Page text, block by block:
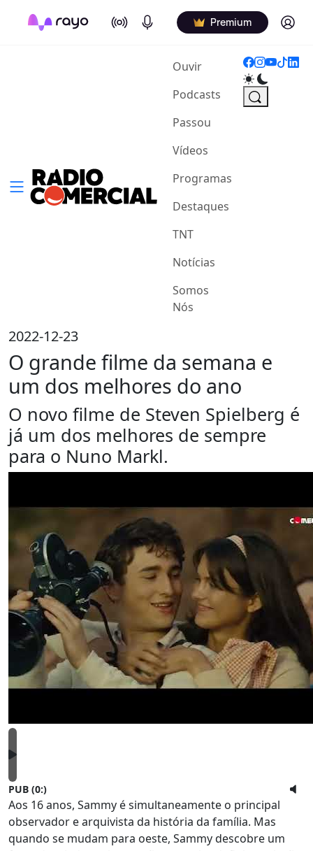
On Air Podcasts Premium Log in
Ouvir(current)
Podcasts
Passou
Vídeos
Programas
Destaques
TNT
Notícias
Somos
Nós
2022-12-23
O grande filme da semana e
um dos melhores do ano
O novo filme de Steven Spielberg é
já um dos melhores de sempre
para o Nuno Markl.
PUB (0:)
Aos 16 anos, Sammy é simultaneamente o principal
observador e arquivista da história da família. Mas
quando se mudam para oeste, Sammy descobre um